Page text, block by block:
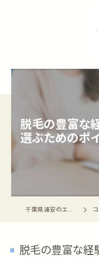
脱毛の豊富な
選ぶためのポ
千葉県浦安のエステならshaving room 晴 -haru- コラム
脱毛の豊富な経